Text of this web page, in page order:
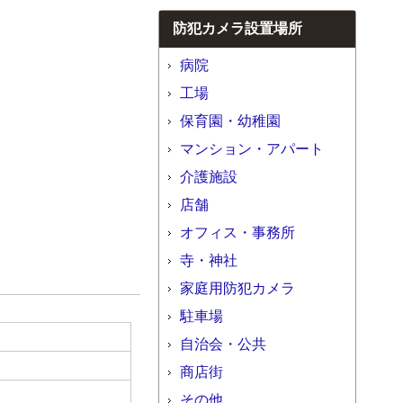
防犯カメラ設置場所
病院
工場
保育園・幼稚園
マンション・アパート
介護施設
店舗
オフィス・事務所
寺・神社
家庭用防犯カメラ
駐車場
自治会・公共
商店街
その他